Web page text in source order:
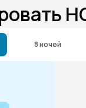
8 ночей